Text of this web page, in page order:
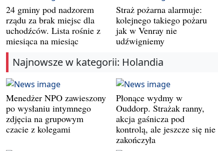
24 gminy pod nadzorem
rządu za brak miejsc dla
uchodźców. Lista rośnie z
miesiąca na miesiąc
Straż pożarna alarmuje:
kolejnego takiego pożaru
jak w Venray nie
udźwigniemy
Najnowsze w kategorii: Holandia
Menedżer NPO zawieszony
po wysłaniu intymnego
zdjęcia na grupowym
czacie z kolegami
Płonące wydmy w
Ouddorp. Strażak ranny,
akcja gaśnicza pod
kontrolą, ale jeszcze się nie
zakończyła